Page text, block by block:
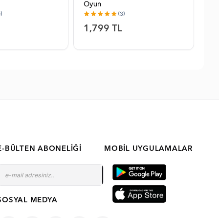
Oyun
(3)
1,799 TL
BÜLTEN ABONELIĞI
MEDYA
MOBIL UYGULAMALAR